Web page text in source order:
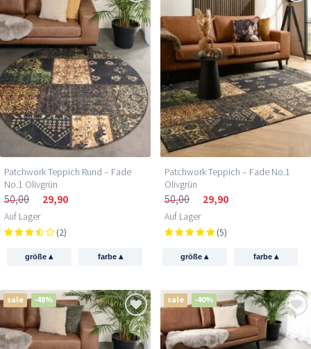
Patchwork Teppich Rund – Fade
No.1 Olivgrün
50,00 29,90
Auf Lager
(2)
größe▴ farbe ▴
Patchwork Teppich – Fade No.1
Olivgrün
50,00 29,90
Auf Lager
(5)
größe▴ farbe ▴
sale -48% sale -40%